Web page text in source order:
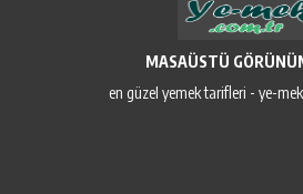
MASAÜSTÜ
en güzel yemek tarifleri - ye-